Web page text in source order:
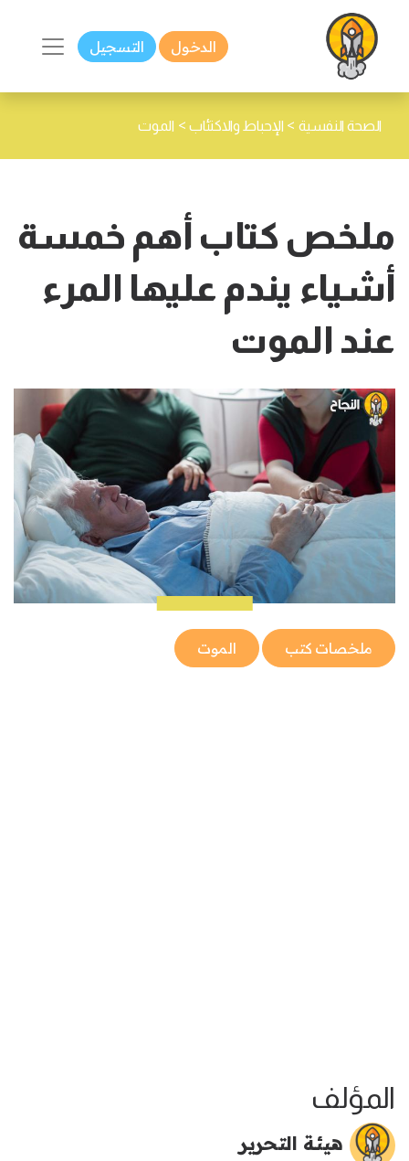
الدخول التسجيل
الصحة النفسية > الإحباط والاكتئاب > الموت
ملخص كتاب أهم خمسة
أشياء يندم عليها المرء
عند الموت
ملخصات كتب الموت
المؤلف
هيئة التحرير